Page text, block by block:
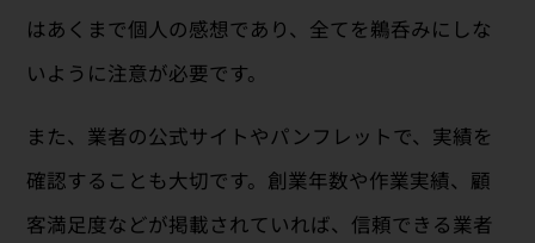
はあくまで個人の感想であり、全てを鵜呑みにしな
いように注意が必要です。
また、業者の公式サイトやパンフレットで、実績を
確認することも大切です。創業年数や作業実績、顧
客満足度などが掲載されていれば、信頼できる業者